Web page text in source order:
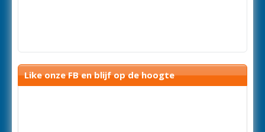
Like onze FB en blijf op de hoogte